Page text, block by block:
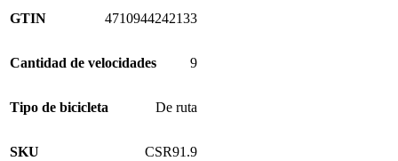
GTIN 4710944242133
Cantidad de velocidades 9
Tipo de bicicleta De ruta
SKU CSR91.9